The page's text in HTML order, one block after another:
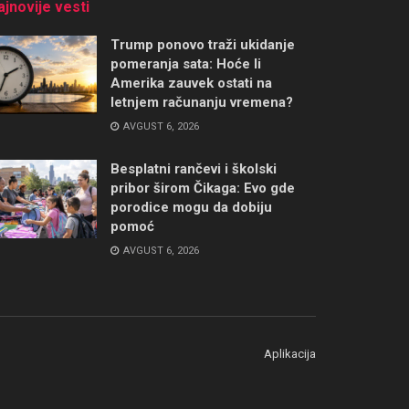
vesti
Trump ponovo traži ukidanje
pomeranja sata: Hoće li
Amerika zauvek ostati na
letnjem računanju vremena?
AVGUST 6, 2026
Besplatni rančevi i školski
pribor širom Čikaga: Evo gde
porodice mogu da dobiju
pomoć
AVGUST 6, 2026
Aplikacija